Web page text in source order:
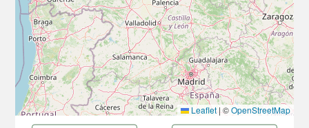
Leaflet | ©OpenStreetMap